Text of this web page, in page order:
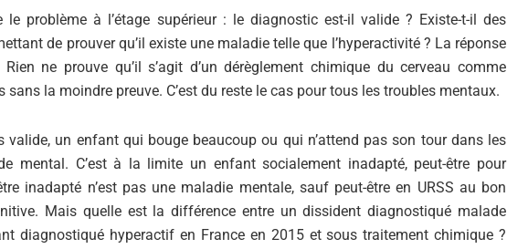
le problème à l’étage supérieur : le diagnostic est-il valide ? Existe-t-il des
de prouver qu’il existe une maladie telle que l’hyperactivité ? La réponse
ne prouve qu’il s’agit d’un dérèglement chimique du cerveau comme
sans la moindre preuve. C’est du reste le cas pour tous les troubles mentaux.
valide, un enfant qui bouge beaucoup ou qui n’attend pas son tour dans les
mental. C’est à la limite un enfant socialement inadapté, peut-être pour
inadapté n’est pas une maladie mentale, sauf peut-être en URSS au bon
Mais quelle est la différence entre un dissident diagnostiqué malade
diagnostiqué hyperactif en France en 2015 et sous traitement chimique ?
pas.
Alejandro Jodorowsky